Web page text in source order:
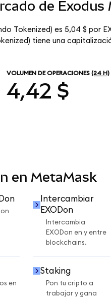
de Exodus
Tokenized) es 5,04 $ por
tiene una
VOLUMEN DE OPERACIONES (24 H)
4,42 $
en MetaMask
Intercambiar
EXODon
Intercambia
EXODon en y entre
blockchains.
en
Staking
Pon tu cripto a
trabajar y gana